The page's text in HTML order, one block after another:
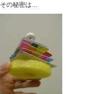
その秘密は…